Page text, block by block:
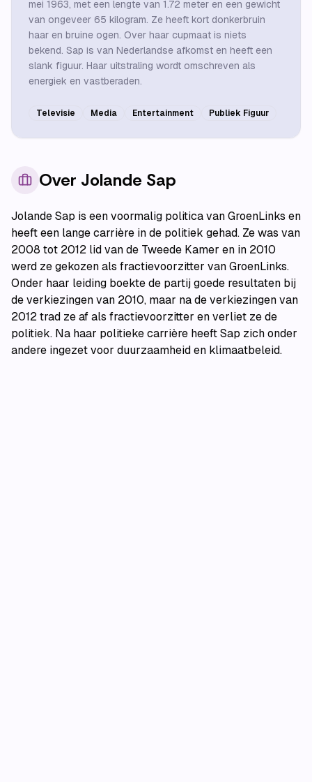
mei 1963, met een lengte van 1.72 meter en een gewicht
van ongeveer 65 kilogram. Ze heeft kort donkerbruin
haar en bruine ogen. Over haar cupmaat is niets
bekend. Sap is van Nederlandse afkomst en heeft een
slank figuur. Haar uitstraling wordt omschreven als
energiek en vastberaden.
Televisie Media Entertainment Publiek Figuur
Over Jolande Sap
Jolande Sap is een voormalig politica van GroenLinks en
heeft een lange carrière in de politiek gehad. Ze was van
2008 tot 2012 lid van de Tweede Kamer en in 2010
werd ze gekozen als fractievoorzitter van GroenLinks.
Onder haar leiding boekte de partij goede resultaten bij
de verkiezingen van 2010, maar na de verkiezingen van
2012 trad ze af als fractievoorzitter en verliet ze de
politiek. Na haar politieke carrière heeft Sap zich onder
andere ingezet voor duurzaamheid en klimaatbeleid.